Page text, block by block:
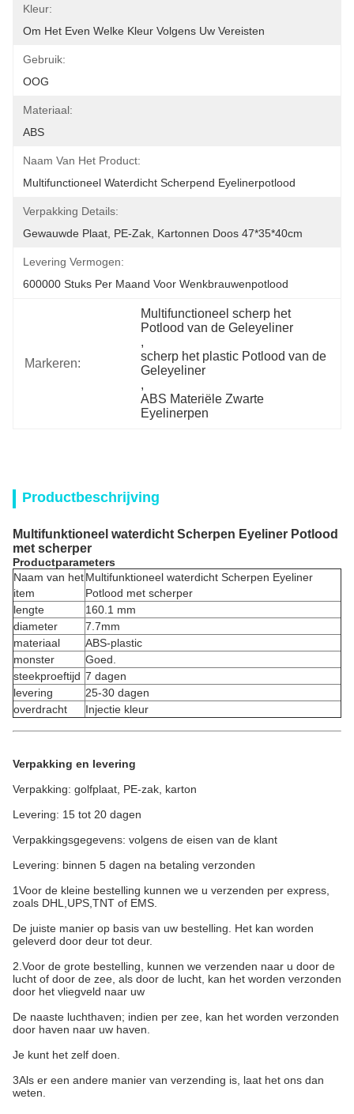
Kleur:
Om Het Even Welke Kleur Volgens Uw Vereisten
Gebruik:
OOG
Materiaal:
ABS
Naam Van Het Product:
Multifunctioneel Waterdicht Scherpend Eyelinerpotlood
Verpakking Details:
Gewauwde Plaat, PE-Zak, Kartonnen Doos 47*35*40cm
Levering Vermogen:
600000 Stuks Per Maand Voor Wenkbrauwenpotlood
Markeren:
Multifunctioneel scherp het
Potlood van de Geleyeliner
,
scherp het plastic Potlood van de
Geleyeliner
,
ABS Materiële Zwarte
Eyelinerpen
Productbeschrijving
Multifunktioneel waterdicht Scherpen Eyeliner Potlood
met scherper
Productparameters
Naam van het
item
Multifunktioneel waterdicht Scherpen Eyeliner
Potlood met scherper
lengte
160.1 mm
diameter
7.7mm
materiaal
ABS-plastic
monster
Goed.
steekproeftijd 7 dagen
levering
25-30 dagen
overdracht
Injectie kleur
Verpakking en levering
Verpakking: golfplaat, PE-zak, karton
Levering: 15 tot 20 dagen
Verpakkingsgegevens: volgens de eisen van de klant
Levering: binnen 5 dagen na betaling verzonden
1Voor de kleine bestelling kunnen we u verzenden per express,
zoals DHL,UPS,TNT of EMS.
De juiste manier op basis van uw bestelling. Het kan worden
geleverd door deur tot deur.
2.Voor de grote bestelling, kunnen we verzenden naar u door de
lucht of door de zee, als door de lucht, kan het worden verzonden
door het vliegveld naar uw
De naaste luchthaven; indien per zee, kan het worden verzonden
door haven naar uw haven.
Je kunt het zelf doen.
3Als er een andere manier van verzending is, laat het ons dan
weten.